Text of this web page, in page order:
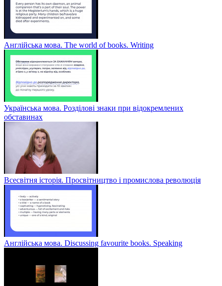
Англійська мова. The world of books. Writing
Українська мова. Розділові знаки при відокремлених
обставинах
Всесвітня історія. Просвітництво і промислова революція
Англійська мова. Discussing favourite books. Speaking